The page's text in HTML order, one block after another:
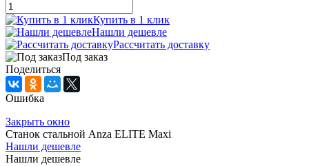
Купить в 1 клик
Нашли дешевле
Рассчитать доставку
Под заказ
Поделиться
Ошибка
Закрыть окно
Станок стальной Anza ELITE Maxi
Нашли дешевле
Нашли дешевле